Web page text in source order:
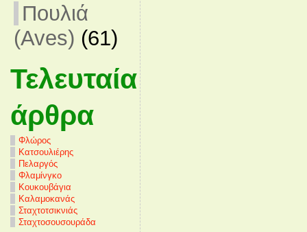
Πουλιά
(Aves) (61)
Τελευταία
άρθρα
Φλώρος
Κατσουλιέρης
Πελαργός
Φλαμίνγκο
Κουκουβάγια
Καλαμοκανάς
Σταχτοτσικνιάς
Σταχτοσουσουράδα